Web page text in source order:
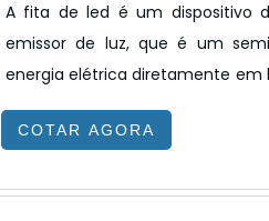
A fita de led é um dispositivo
emissor de luz, que é um
energia elétrica diretamente em
contínua razoavelmente baixa
luz em disparo contínuo, ou
funcione é necessário contar
COTAR AGORA